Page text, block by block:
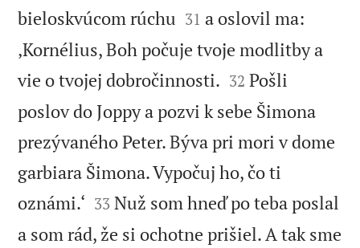
bieloskvúcom rúchu 

31 a oslovil ma:
‚Kornélius, Boh počuje tvoje modlitby a
vie o tvojej dobročinnosti. 

32 Pošli
poslov do Joppy a pozvi k sebe Šimona
prezývaného Peter. Býva pri mori v dome
garbiara Šimona. Vypočuj ho, čo ti
oznámi.‘ 

33 Nuž som hneď po teba poslal
a som rád, že si ochotne prišiel. A tak sme